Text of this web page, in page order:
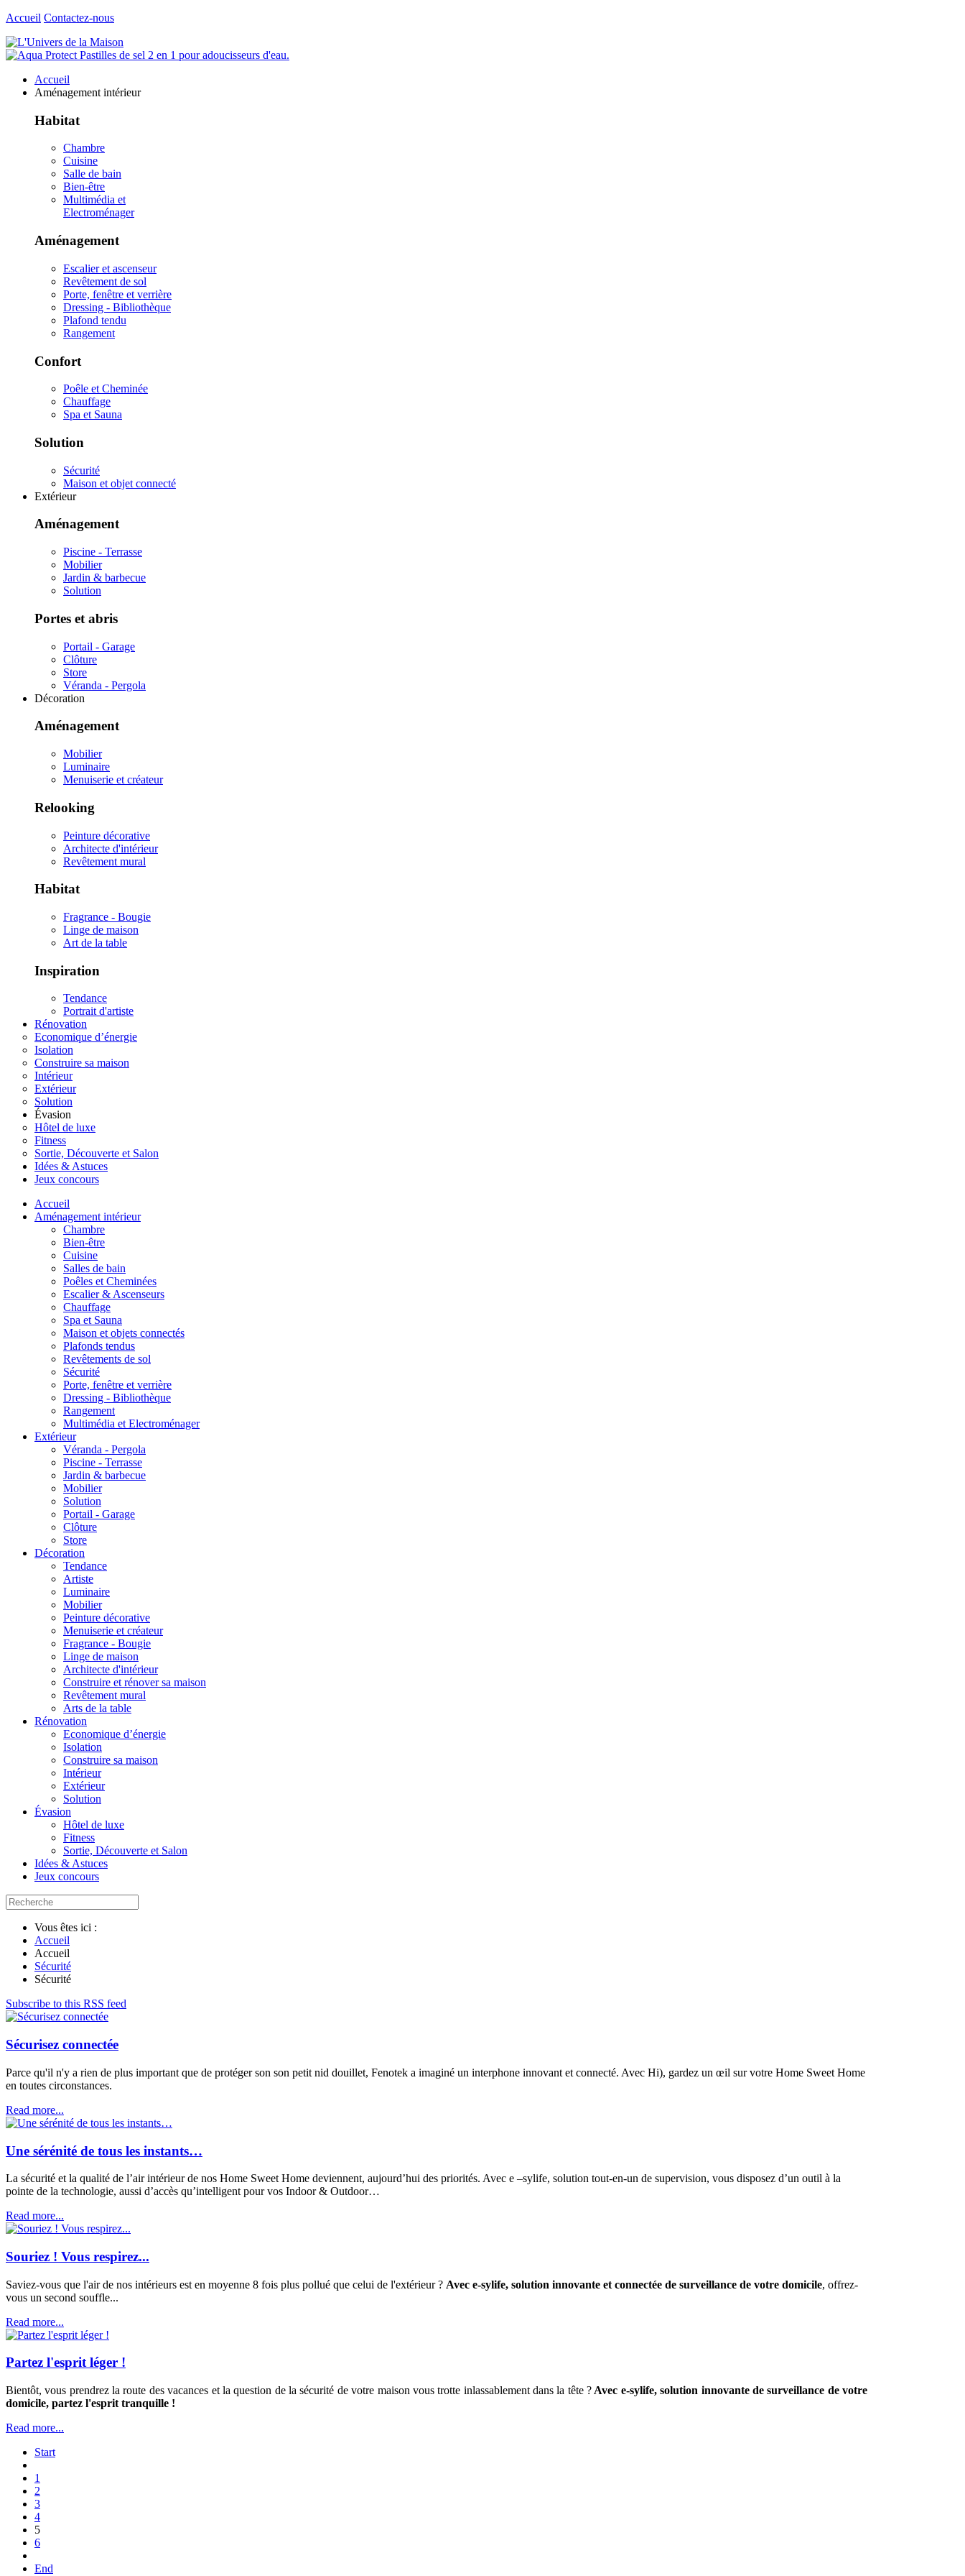
Accueil Contactez-nous
Accueil
Aménagement intérieur
Habitat
Chambre
Cuisine
Salle de bain
Bien-être
Multimédia et
Electroménager
Aménagement
Escalier et ascenseur
Revêtement de sol
Porte, fenêtre et verrière
Dressing - Bibliothèque
Plafond tendu
Rangement
Confort
Poêle et Cheminée
Chauffage
Spa et Sauna
Solution
Sécurité
Maison et objet connecté
Extérieur
Aménagement
Piscine - Terrasse
Mobilier
Jardin & barbecue
Solution
Portes et abris
Portail - Garage
Clôture
Store
Véranda - Pergola
Décoration
Aménagement
Mobilier
Luminaire
Menuiserie et créateur
Relooking
Peinture décorative
Architecte d'intérieur
Revêtement mural
Habitat
Fragrance - Bougie
Linge de maison
Art de la table
Inspiration
Tendance
Portrait d'artiste
Rénovation
Economique d’énergie
Isolation
Construire sa maison
Intérieur
Extérieur
Solution
Évasion
Hôtel de luxe
Fitness
Sortie, Découverte et Salon
Idées & Astuces
Jeux concours
Accueil
Aménagement intérieur
Chambre
Bien-être
Cuisine
Salles de bain
Poêles et Cheminées
Escalier & Ascenseurs
Chauffage
Spa et Sauna
Maison et objets connectés
Plafonds tendus
Revêtements de sol
Sécurité
Porte, fenêtre et verrière
Dressing - Bibliothèque
Rangement
Multimédia et Electroménager
Extérieur
Véranda - Pergola
Piscine - Terrasse
Jardin & barbecue
Mobilier
Solution
Portail - Garage
Clôture
Store
Décoration
Tendance
Artiste
Luminaire
Mobilier
Peinture décorative
Menuiserie et créateur
Fragrance - Bougie
Linge de maison
Architecte d'intérieur
Construire et rénover sa maison
Revêtement mural
Arts de la table
Rénovation
Economique d’énergie
Isolation
Construire sa maison
Intérieur
Extérieur
Solution
Évasion
Hôtel de luxe
Fitness
Sortie, Découverte et Salon
Idées & Astuces
Jeux concours
Vous êtes ici :
Accueil
Accueil
Sécurité
Sécurité
Subscribe to this RSS feed
Sécurisez connectée
Parce qu'il n'y a rien de plus important que de protéger son son petit nid douillet, Fenotek a imaginé un interphone innovant et connecté. Avec Hi), gardez un œil sur votre Home Sweet Home
en toutes circonstances.
Read more...
Une sérénité de tous les instants…
La sécurité et la qualité de l’air intérieur de nos Home Sweet Home deviennent, aujourd’hui des priorités. Avec e –sylife, solution tout-en-un de supervision, vous disposez d’un outil à la
pointe de la technologie, aussi d’accès qu’intelligent pour vos Indoor & Outdoor…
Read more...
Souriez ! Vous respirez...
Saviez-vous que l'air de nos intérieurs est en moyenne 8 fois plus pollué que celui de l'extérieur ? Avec e-sylife, solution innovante et connectée de surveillance de votre domicile, offrez-
vous un second souffle...
Read more...
Partez l'esprit léger !
Bientôt, vous prendrez la route des vacances et la question de la sécurité de votre maison vous trotte inlassablement dans la tête ? Avec e-sylife, solution innovante de surveillance de votre
domicile, partez l'esprit tranquille !
Read more...
Start
1
2
3
4
5
6
End